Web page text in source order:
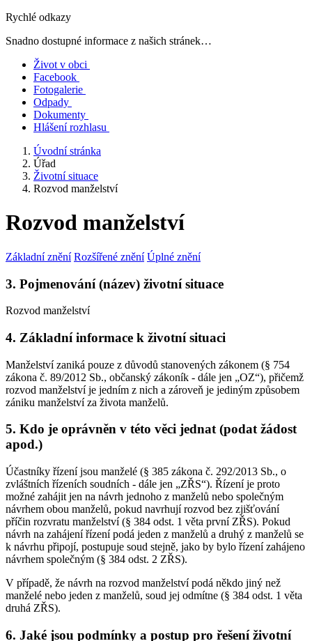
Rychlé odkazy
Snadno dostupné informace z našich stránek…
Život v obci
Facebook
Fotogalerie
Odpady
Dokumenty
Hlášení rozhlasu
Úvodní stránka
Úřad
Životní situace
Rozvod manželství
Rozvod manželství
Základní znění Rozšířené znění Úplné znění
3. Pojmenování (název) životní situace
Rozvod manželství
4. Základní informace k životní situaci
Manželství zaniká pouze z důvodů stanovených zákonem (§ 754
zákona č. 89/2012 Sb., občanský zákoník - dále jen „OZ“), přičemž
rozvod manželství je jedním z nich a zároveň je jediným způsobem
zániku manželství za života manželů.
5. Kdo je oprávněn v této věci jednat (podat žádost
apod.)
Účastníky řízení jsou manželé (§ 385 zákona č. 292/2013 Sb., o
zvláštních řízeních soudních - dále jen „ZŘS“). Řízení je proto
možné zahájit jen na návrh jednoho z manželů nebo společným
návrhem obou manželů, pokud navrhují rozvod bez zjišťování
příčin rozvratu manželství (§ 384 odst. 1 věta první ZŘS). Pokud
návrh na zahájení řízení podá jeden z manželů a druhý z manželů se
k návrhu připojí, postupuje soud stejně, jako by bylo řízení zahájeno
návrhem společným (§ 384 odst. 2 ZŘS).
V případě, že návrh na rozvod manželství podá někdo jiný než
manželé nebo jeden z manželů, soud jej odmítne (§ 384 odst. 1 věta
druhá ZŘS).
6. Jaké jsou podmínky a postup pro řešení životní